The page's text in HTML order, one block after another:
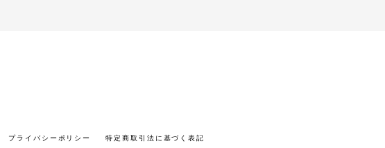
プライバシーポリシー 特定商取引法に基づく表記